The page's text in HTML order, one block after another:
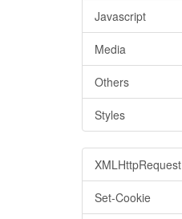
Javascript
Media
Others
Styles
XMLHttpRequest
Set-Cookie